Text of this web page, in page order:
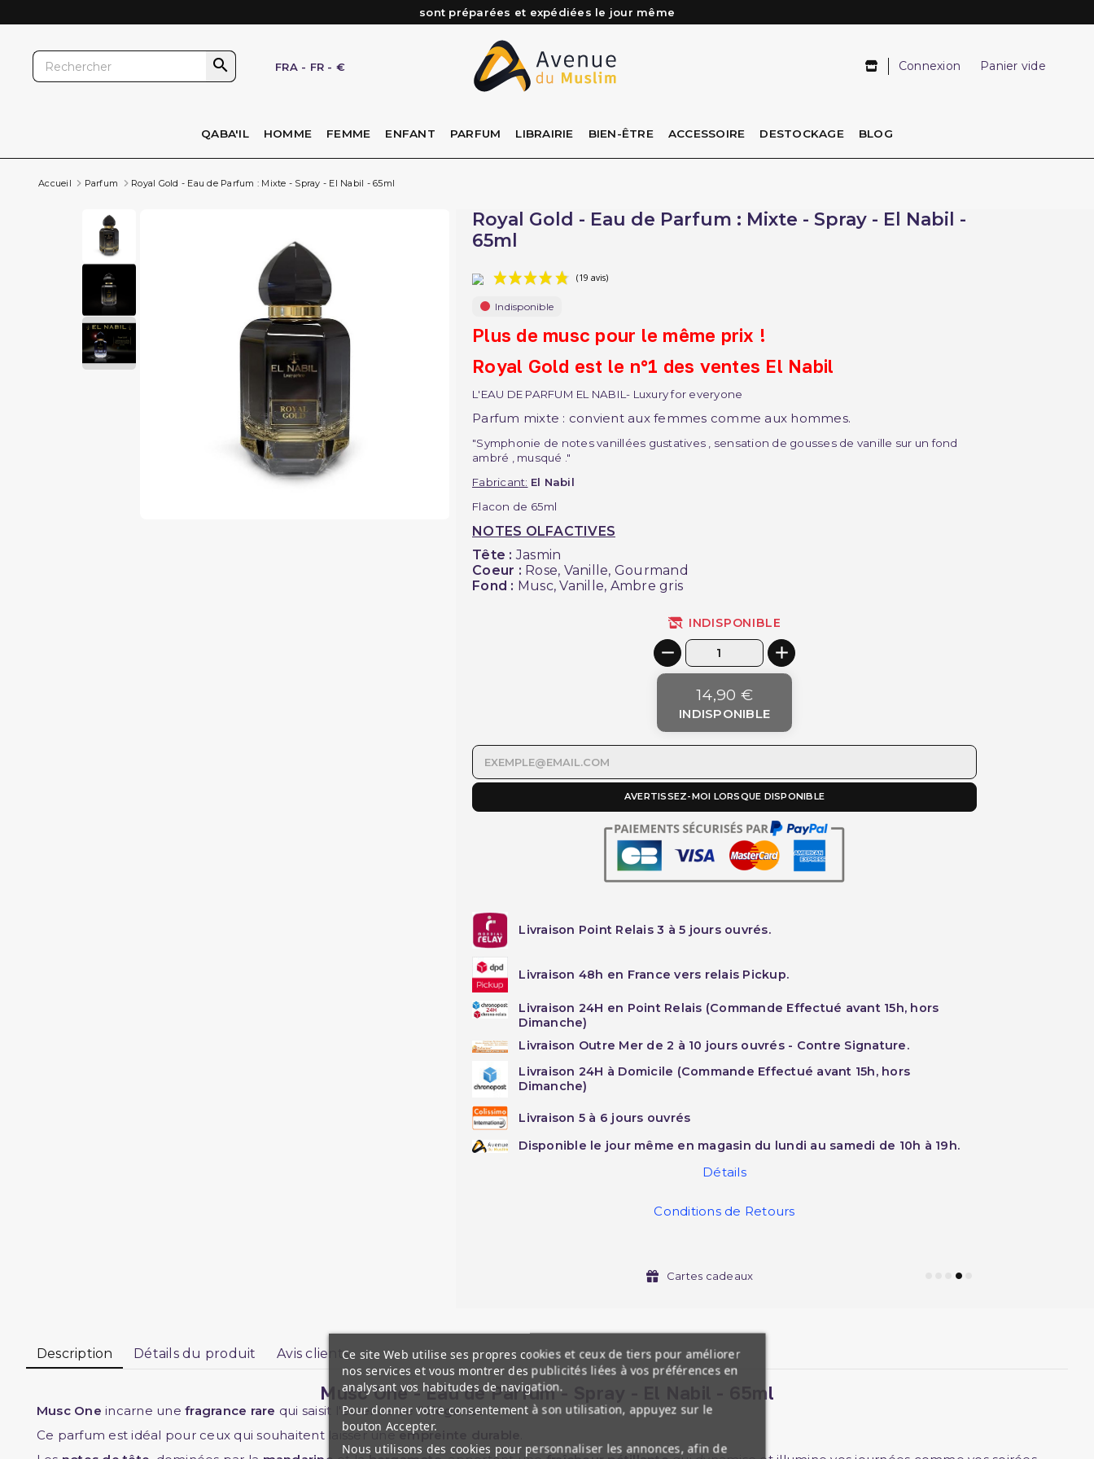
Besoin d'aide ? Retrouvez notre FAQ
Les Commandes passées avant 15h (lun au Vend)
sont préparées et expédiées le jour même
 FRA - FR - € Connexion Panier vide
QABA'IL HOMME FEMME ENFANT PARFUM LIBRAIRIE BIEN-ÊTRE ACCESSOIRE DESTOCKAGE BLOG
Accueil Parfum Royal Gold - Eau de Parfum : Mixte - Spray - El Nabil - 65ml
Royal Gold - Eau de Parfum : Mixte - Spray - El Nabil -
65ml
(19 avis)
Indisponible
Plus de musc pour le même prix !
Royal Gold est le n°1 des ventes El Nabil
L'EAU DE PARFUM EL NABIL- Luxury for everyone
Parfum mixte : convient aux femmes comme aux hommes.
"Symphonie de notes vanillées gustatives , sensation de gousses de vanille sur un fond
ambré , musqué ."
Fabricant: El Nabil
Flacon de 65ml
NOTES OLFACTIVES
Tête :Jasmin
Coeur : Rose, Vanille, Gourmand
Fond : Musc, Vanille, Ambre gris
INDISPONIBLE
14,90 €
INDISPONIBLE
AVERTISSEZ-MOI LORSQUE DISPONIBLE
Livraison Point Relais 3 à 5 jours ouvrés.
Livraison 48h en France vers relais Pickup.
Livraison 24H en Point Relais (Commande Effectué avant 15h, hors
Dimanche)
Livraison Outre Mer de 2 à 10 jours ouvrés - Contre Signature.
Livraison 24H à Domicile (Commande Effectué avant 15h, hors
Dimanche)
Livraison 5 à 6 jours ouvrés
Disponible le jour même en magasin du lundi au samedi de 10h à 19h.
Détails
Conditions de Retours
Cartes cadeaux
Description Détails du produit Avis clients
Musc One - Eau de Parfum - Spray - El Nabil - 65ml
Musc One incarne unefragrance rare qui saisit l'essence de l'élégance.
Ce parfum est idéal pour ceux qui souhaitent laisser uneempreinte durable
Ce site Web utilise ses propres cookies et ceux de tiers pour améliorer
nos services et vous montrer des publicités liées à vos préférences en
analysant vos habitudes de navigation.
Pour donner votre consentement à son utilisation, appuyez sur le
bouton Accepter.
Nous utilisons des cookies pour personnaliser les annonces, afin de